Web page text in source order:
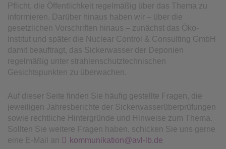
Pflicht, die Öffentlichkeit regelmäßig über das Thema zu
informieren. Darüber hinaus haben wir – über die
gesetzlichen Vorschriften hinaus – zunächst das Öko-
Institut und später die Nuclear Control & Consulting GmbH
damit beauftragt, das Sickerwasser der Deponien
regelmäßig unter strahlenschutztechnischen
Gesichtspunkten zu überwachen.
Auf dieser Seite finden Sie häufig gestellte Fragen, die
jeweiligen Jahresberichte der Sickerwasserüberprüfungen
sowie rechtliche Hintergründe und Hinweise zum Thema.
Sollten Sie weitere Fragen haben, schicken Sie uns gerne
eine E-Mail an
kommunikation@avl-lb.de